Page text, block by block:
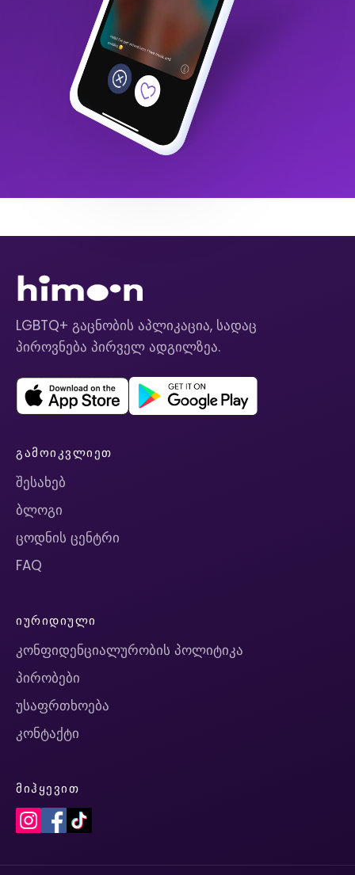
LGBTQ+ გაცნობის აპლიკაცია, სადაც
პიროვნება პირველ ადგილზეა.
ᲒᲐᲛᲝᲘᲙᲕᲚᲘᲔᲗ
შესახებ
ბლოგი
ცოდნის ცენტრი
FAQ
ᲘᲣᲠᲘᲓᲘᲣᲚᲘ
კონფიდენციალურობის პოლიტიკა
პირობები
უსაფრთხოება
კონტაქტი
ᲛᲘᲰᲧᲔᲕᲘᲗ